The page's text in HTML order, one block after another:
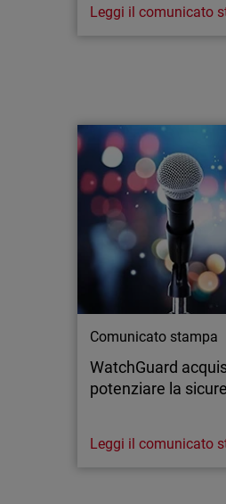
difesa degli MS…
Milano, 21 luglio
Technologies, leader
cybersecurity
annunciato nuovi
intelligenza
alla sicurezza delle
l'accesso alle
sia da OpenAI…
Leggi il comunicato
Comunicato stampa
WatchGuard
potenziare la
Leggi il comunicato